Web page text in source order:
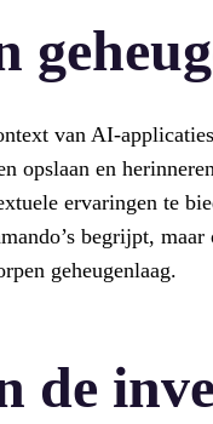
van AI-
opslaan en
ervaringen te
begrijpt,
geheugenlaag.
de